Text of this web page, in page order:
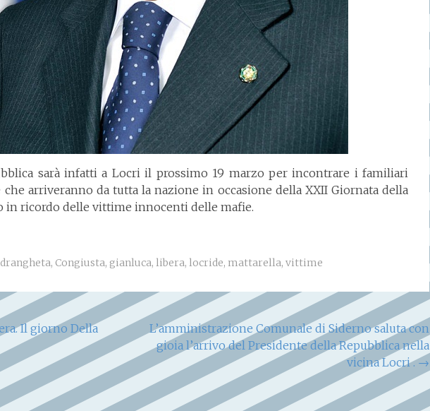
sarà infatti a Locri il prossimo 19 marzo per incontrare i familiari
arriveranno da tutta la nazione in occasione della XXII Giornata della
in ricordo delle vittime innocenti delle mafie.
, Congiusta, gianluca, libera, locride, mattarella, vittime
Il giorno Della
L’amministrazione Comunale di Siderno saluta con
gioia l’arrivo del Presidente della Repubblica nella
vicina Locri .→